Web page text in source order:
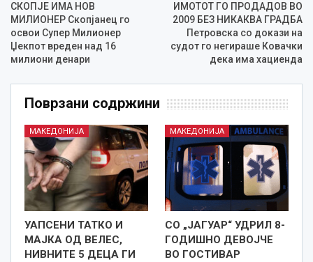
СКОПЈЕ ИМА НОВ
МИЛИОНЕР Скопјанец го
освои Супер Милионер
Џекпот вреден над 16
милиони денари
ИМОТОТ ГО ПРОДАДОВ ВО
2009 БЕЗ НИКАКВА ГРАДБА
Петровска со докази на
судот го негираше Ковачки
дека има хациенда
Поврзани содржини
МАКЕДОНИЈА
УАПСЕНИ ТАТКО И
МАЈКА ОД ВЕЛЕС,
НИВНИТЕ 5 ДЕЦА ГИ
МАКЕДОНИЈА
СО „ЈАГУАР“ УДРИЛ 8-
ГОДИШНО ДЕВОЈЧЕ
ВО ГОСТИВАР